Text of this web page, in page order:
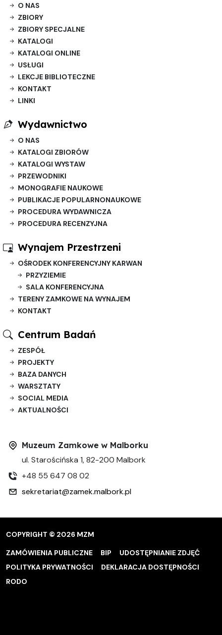
O NAS
ZBIORY
ZBIORY SPECJALNE
KATALOGI
KATALOGI ONLINE
USŁUGI
LEKCJE BIBLIOTECZNE
KONTAKT
LINKI
Wydawnictwo
O NAS
KATALOGI ZBIORÓW
KATALOGI WYSTAW
PRZEWODNIKI
MONOGRAFIE NAUKOWE
PUBLIKACJE POPULARNONAUKOWE
PROCEDURA WYDAWNICZA
PROCEDURA RECENZYJNA
Wynajem Przestrzeni
OŚRODEK KONFERENCYJNY KARWAN
PRZYZIEMIE
SALA KONFERENCYJNA
TERENY ZAMKOWE NA WYNAJEM
KONTAKT
Centrum Badań
ZESPÓŁ
PROJEKTY
BAZA DANYCH
WARSZTATY
SOCIAL MEDIA
AKTUALNOŚCI
Muzeum Zamkowe w Malborku
ul. Starościńska 1, 82-200 Malbork
+48 55 647 08 02
sekretariat@zamek.malbork.pl
COPYRIGHT © 2026 MZM
ZAMÓWIENIA PUBLICZNE BIP
UDOSTĘPNIANIE ZDJĘĆ
POLITYKA PRYWATNOŚCI
DEKLARACJA DOSTĘPNOŚCI
RODO